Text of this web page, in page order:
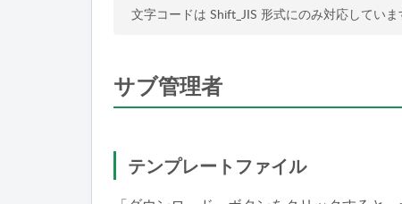
文字コードは Shift_JIS 形式にのみ対応していま
サブ管理者
テンプレートファイル